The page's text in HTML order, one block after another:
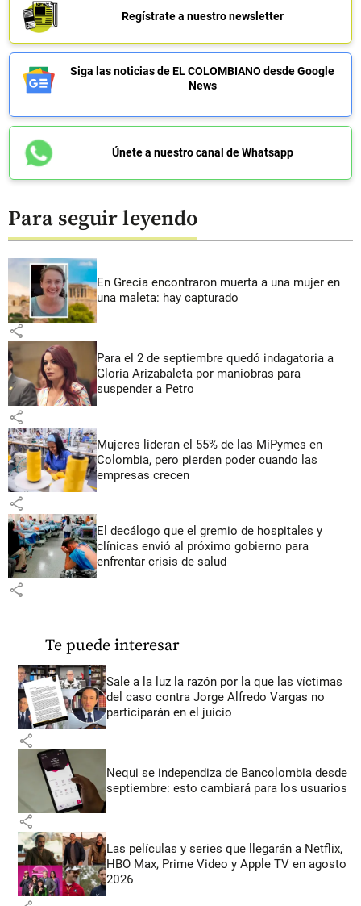
Regístrate a nuestro newsletter
Siga las noticias de EL COLOMBIANO desde Google
News
Únete a nuestro canal de Whatsapp
Para seguir leyendo
En Grecia encontraron muerta a una mujer en
una maleta: hay capturado
share
Para el 2 de septiembre quedó indagatoria a
Gloria Arizabaleta por maniobras para
suspender a Petro
share
Mujeres lideran el 55% de las MiPymes en
Colombia, pero pierden poder cuando las
empresas crecen
share
El decálogo que el gremio de hospitales y
clínicas envió al próximo gobierno para
enfrentar crisis de salud
share
Te puede interesar
Sale a la luz la razón por la que las víctimas
del caso contra Jorge Alfredo Vargas no
participarán en el juicio
share
Nequi se independiza de Bancolombia desde
septiembre: esto cambiará para los usuarios
share
Las películas y series que llegarán a Netflix,
HBO Max, Prime Video y Apple TV en agosto
2026